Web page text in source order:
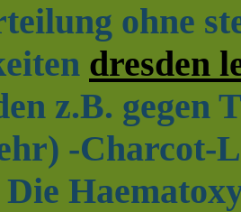
ohne
dresden
z.B. gegen
-Charcot-
Die